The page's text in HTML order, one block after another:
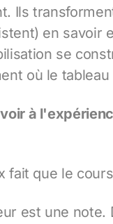
Ils
en savoir
se
où le
à
fait que le
est une